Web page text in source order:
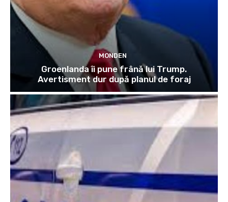
MONDEN
Groenlanda îi pune frână lui Trump.
Avertisment dur după planul de foraj